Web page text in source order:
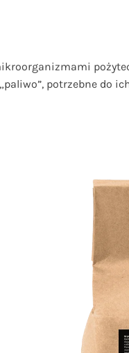
potrzebne do